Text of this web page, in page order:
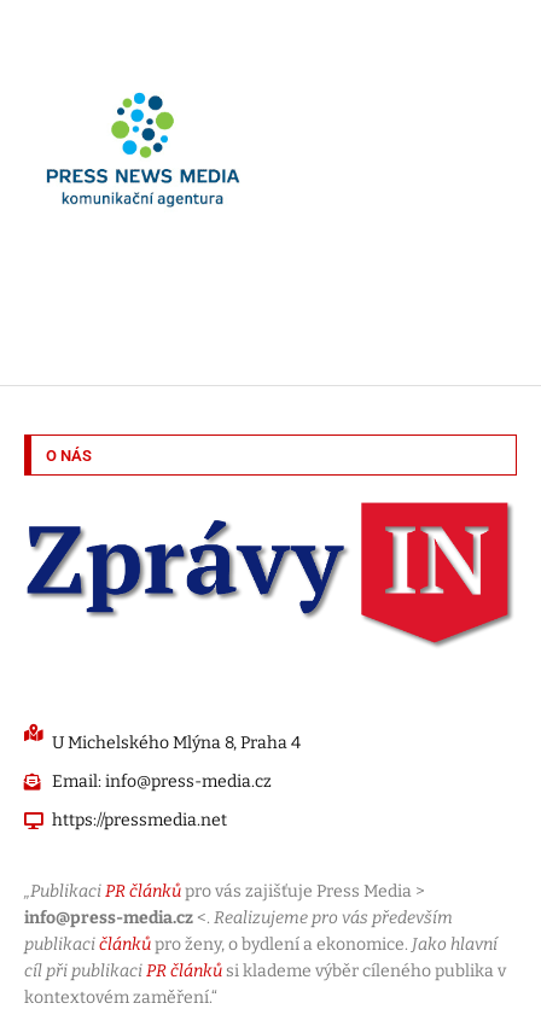
O NÁS
U Michelského Mlýna 8, Praha 4
Email: info@press-media.cz
https://pressmedia.net
„PublikaciPR článkůpro vás zajišťuje Press Media >
info@press-media.cz <. Realizujeme pro vás především
publikacičlánkůpro ženy, o bydlení a ekonomice. Jako hlavní
cíl při publikaciPR článků si klademe výběr cíleného publika v
kontextovém zaměření.“